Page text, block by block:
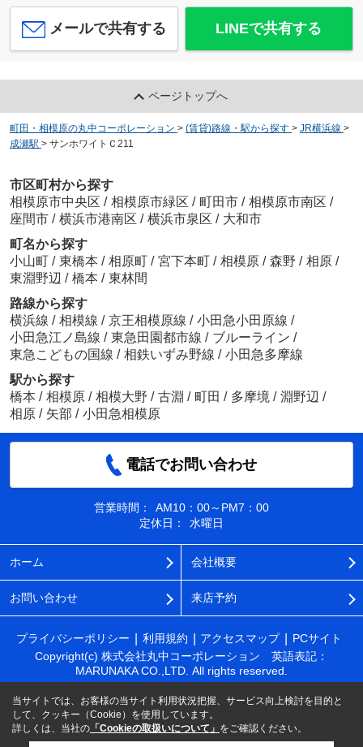
メールで共有する LINEで共有する
ページトップへ
町田・相模原の丸中コーポレーション > (賃貸)路線・駅から探す > JR横浜線 >
成瀬駅 > サンホワイトＣ211
市区町村から探す
相模原市中央区 / 相模原市緑区 / 町田市 / 相模原市南区 /
座間市 / 横浜市港南区 / 横浜市泉区 / 大和市
町名から探す
小山町 / 東橋本 / 相原町 / 宮下本町 / 相模原 / 森野 / 相原 /
東淵野辺 / 橋本 / 東林間
路線から探す
横浜線 / 相模線 / 京王相模原線 / 小田急小田原線 /
小田急江ノ島線 / 東急田園都市線 / ブルーライン /
東急こどもの国線 / 相鉄いずみ野線 / 小田急多摩線
駅から探す
橋本 / 相模原 / 相模大野 / 古淵 / 町田 / 多摩境 / 淵野辺 /
相原 / 矢部 / 小田急相模原
電話でお問い合わせ
営業時間：
AM10：00～PM7：00
定休日：
水曜日
ホーム 会社概要
お問い合わせ 来店予約
プライバシーポリシー 利用規約 アクセスマップ
PCサイト
Copyright(c) 株式会社丸中コーポレーション 英語表記：
MARUNAKA CO.,LTD. All rights reserved.
当サイトでは、お客様の当サイト利用状況把握、サービス向上検討を目的と
して、クッキー（Cookie）を使用しています。
詳しくは、当社の 「Cookieの取扱いについて」 をご確認ください。